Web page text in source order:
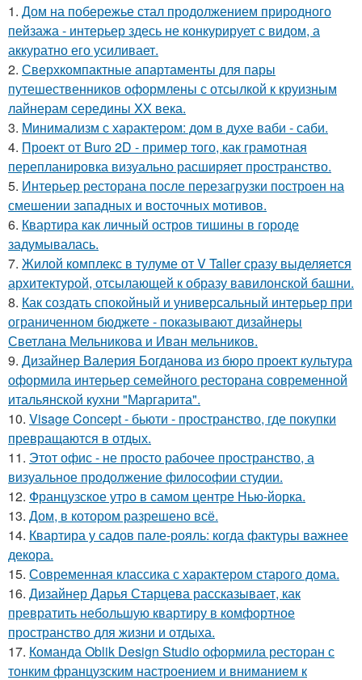
1. Дом на побережье стал продолжением природного
пейзажа - интерьер здесь не конкурирует с видом, а
аккуратно его усиливает.
2. Сверхкомпактные апартаменты для пары
путешественников оформлены с отсылкой к круизным
лайнерам середины XX века.
3. Минимализм с характером: дом в духе ваби - саби.
4. Проект от Buro 2D - пример того, как грамотная
перепланировка визуально расширяет пространство.
5. Интерьер ресторана после перезагрузки построен на
смешении западных и восточных мотивов.
6. Квартира как личный остров тишины в городе
задумывалась.
7. Жилой комплекс в тулуме от V Taller сразу выделяется
архитектурой, отсылающей к образу вавилонской башни.
8. Как создать спокойный и универсальный интерьер при
ограниченном бюджете - показывают дизайнеры
Светлана Мельникова и Иван мельников.
9. Дизайнер Валерия Богданова из бюро проект культура
оформила интерьер семейного ресторана современной
итальянской кухни "Маргарита".
10. Visage Concept - бьюти - пространство, где покупки
превращаются в отдых.
11. Этот офис - не просто рабочее пространство, а
визуальное продолжение философии студии.
12. Французское утро в самом центре Нью-йорка.
13. Дом, в котором разрешено всё.
14. Квартира у садов пале-рояль: когда фактуры важнее
декора.
15. Современная классика с характером старого дома.
16. Дизайнер Дарья Старцева рассказывает, как
превратить небольшую квартиру в комфортное
пространство для жизни и отдыха.
17. Команда Oblik Design Studio оформила ресторан с
тонким французским настроением и вниманием к